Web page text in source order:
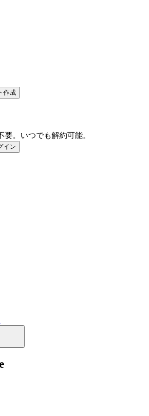
作成
要。いつでも解約可能。
イン